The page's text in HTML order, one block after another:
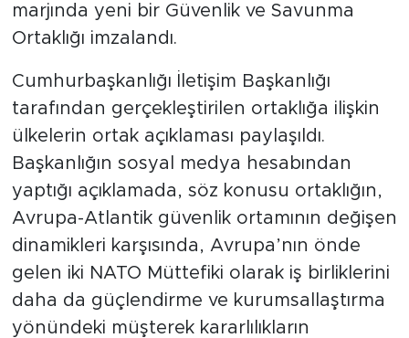
marjında yeni bir Güvenlik ve Savunma
Ortaklığı imzalandı.
Cumhurbaşkanlığı İletişim Başkanlığı
tarafından gerçekleştirilen ortaklığa ilişkin
ülkelerin ortak açıklaması paylaşıldı.
Başkanlığın sosyal medya hesabından
yaptığı açıklamada, söz konusu ortaklığın,
Avrupa-Atlantik güvenlik ortamının değişen
dinamikleri karşısında, Avrupa’nın önde
gelen iki NATO Müttefiki olarak iş birliklerini
daha da güçlendirme ve kurumsallaştırma
yönündeki müşterek kararlılıkların